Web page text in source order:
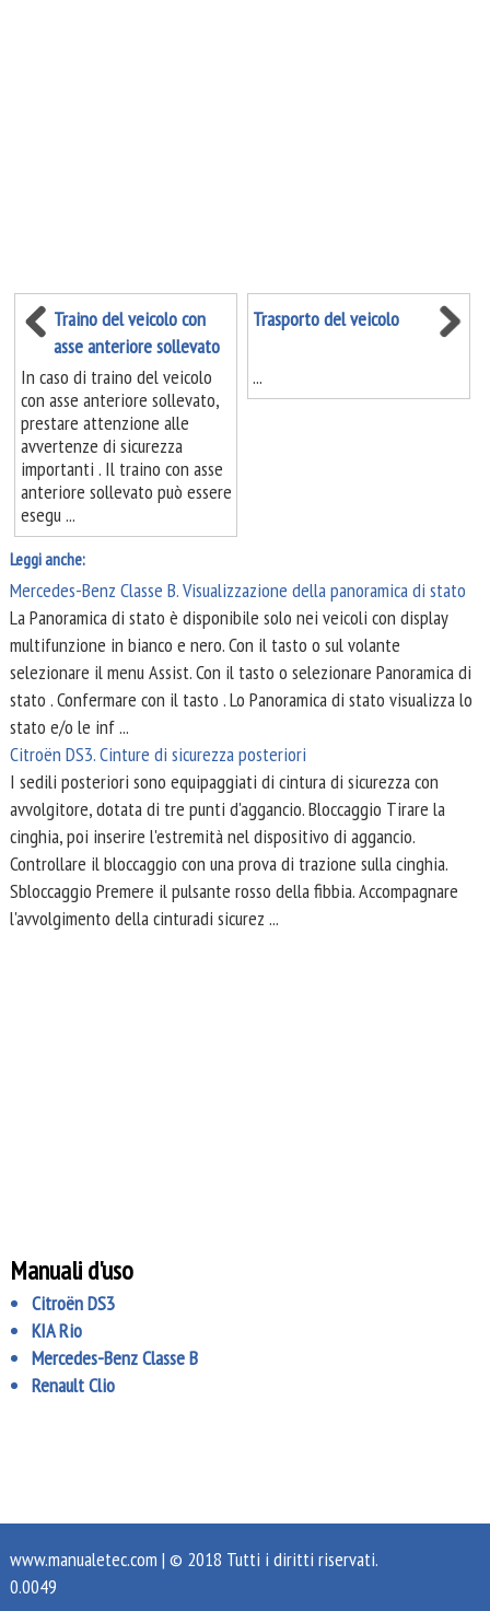
Traino del veicolo con
asse anteriore sollevato
In caso di traino del veicolo
con asse anteriore sollevato,
prestare attenzione alle
avvertenze di sicurezza
importanti . Il traino con asse
anteriore sollevato può essere
esegu ...
Trasporto del veicolo
...
Leggi anche:
Mercedes-Benz Classe B. Visualizzazione della panoramica di stato
La Panoramica di stato è disponibile solo nei veicoli con display
multifunzione in bianco e nero. Con il tasto o sul volante
selezionare il menu Assist. Con il tasto o selezionare Panoramica di
stato . Confermare con il tasto . Lo Panoramica di stato visualizza lo
stato e/o le inf ...
Citroën DS3. Cinture di sicurezza posteriori
I sedili posteriori sono equipaggiati di cintura di sicurezza con
avvolgitore, dotata di tre punti d'aggancio. Bloccaggio Tirare la
cinghia, poi inserire l'estremità nel dispositivo di aggancio.
Controllare il bloccaggio con una prova di trazione sulla cinghia.
Sbloccaggio Premere il pulsante rosso della fibbia. Accompagnare
l'avvolgimento della cinturadi sicurez ...
Manuali d'uso
Citroën DS3
KIA Rio
Mercedes-Benz Classe B
Renault Clio
www.manualetec.com | © 2018 Tutti i diritti riservati.
0.0049